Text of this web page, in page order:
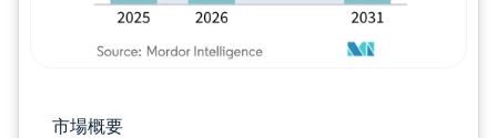
市場概要